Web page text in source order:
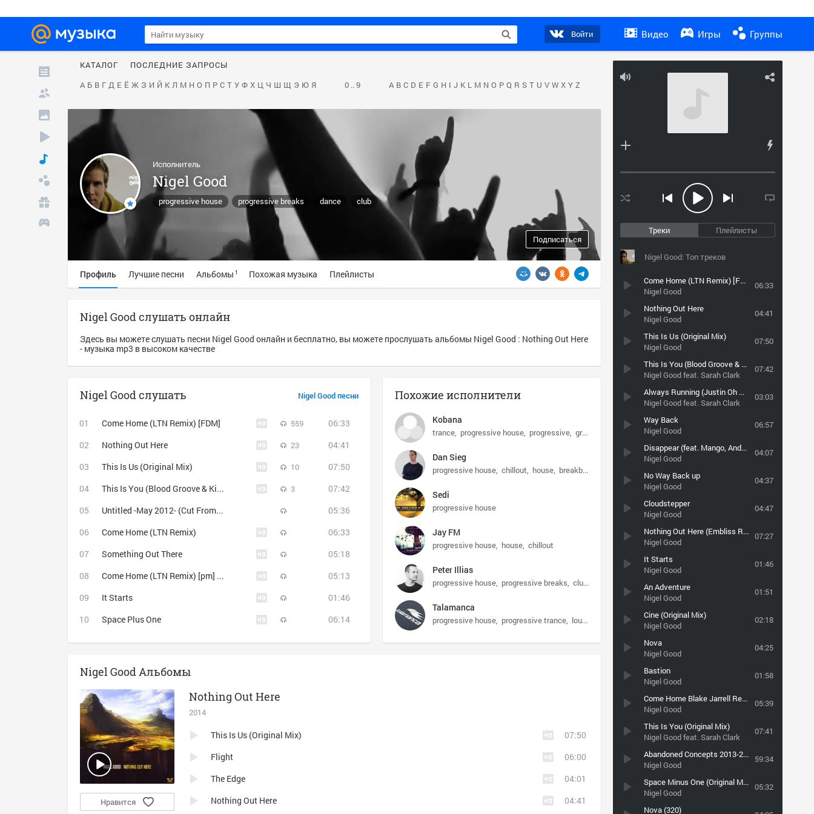
Войти Видео Игры Группы
Треки Плейлисты
Nigel Good: Топ треков
Come Home (LTN Remix) [FDM]
Nigel Good
06:33
Nothing Out Here
Nigel Good
04:41
This Is Us (Original Mix)
Nigel Good
07:50
This Is You (Blood Groove & Kikis Remix)
Nigel Good feat. Sarah Clark
07:42
Always Running (Justin Oh Remix)
Nigel Good feat. Sarah Clark
03:03
Way Back
Nigel Good
06:57
Disappear (feat. Mango, Andre Frauenstein & Stefan Ludik)
Nigel Good
04:07
No Way Back up
Nigel Good
04:37
Cloudstepper
Nigel Good
04:47
Nothing Out Here (Embliss Remix)
Nigel Good
07:27
It Starts
Nigel Good
01:46
An Adventure
Nigel Good
01:51
Cine (Original Mix)
Nigel Good
02:18
Nova
Nigel Good
04:25
Bastion
Nigel Good
01:58
Come Home Blake Jarrell Remix Preview Soundcloud (iPlayer.fm)
Nigel Good
05:39
This Is You (Original Mix)
Nigel Good feat. Sarah Clark
07:41
Abandoned Concepts 2013-2015
Nigel Good
59:34
Space Minus One (Original Mix)
Nigel Good
05:32
Nova (320)
КАТАЛОГ
ПОСЛЕДНИЕ ЗАПРОСЫ
А Б В Г Д Е Ё Ж З И Й К Л М Н О П Р С Т У Ф Х Ц Ч Ш Щ Э Ю Я 0 .. 9 A B C D E F G H I J K L M N O P Q R S T U V W X Y Z
Исполнитель
Nigel Good
progressive house progressive breaks dance club
Подписаться
Профиль Лучшие песни Альбомы 1 Похожая музыка Плейлисты
Nigel Good слушать онлайн
Здесь вы можете слушать песни Nigel Good онлайн и бесплатно, вы можете прослушать альбомы Nigel Good : Nothing Out Here
- музыка mp3 в высоком качестве
Nigel Good песни
Nigel Good слушать
Come Home (LTN Remix) [FDM] 559
06:33
Nothing Out Here
23
04:41
This Is Us (Original Mix)
10
07:50
This Is You (Blood Groove & Kikis Remix)
3
07:42
Untitled -May 2012- (Cut From Nigel Good Set) «ш» http://enigmat.webhop.net «ш»
05:36
Come Home (LTN Remix)
06:33
Something Out There
05:18
Come Home (LTN Remix) [pm] M 340
05:13
It Starts
01:46
Space Plus One
06:14
Похожие исполнители
Kobana
trance progressive house progressive grunge
Dan Sieg
progressive house chillout house breakbeats
Sedi
progressive house
Jay FM
progressive house house chillout
Peter Illias
progressive house progressive breaks club
Talamanca
progressive house progressive trance lounge
Nigel Good Альбомы
Nothing Out Here
2014
Нравится
This Is Us (Original Mix)
07:50
Flight
06:00
The Edge
04:01
Nothing Out Here
04:41